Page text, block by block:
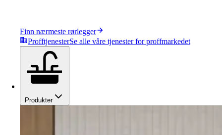
Finn nærmeste rørlegger
ProfftjenesterSe alle våre tjenester for proffmarkedet
Produkter